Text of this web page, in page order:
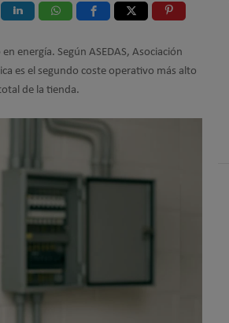
energía. Según ASEDAS, Asociación
es el segundo coste operativo más alto
de la tienda.